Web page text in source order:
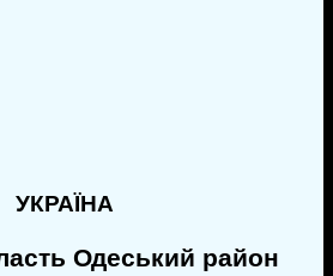
УКРАЇНА
Одеський район